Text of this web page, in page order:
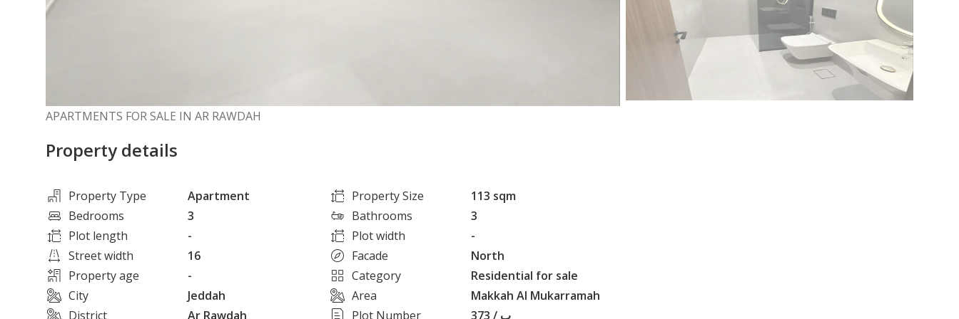
APARTMENTS FOR SALE IN AR RAWDAH
Property details
Property Type Apartment Property Size
113 sqm
Bedrooms
3 Bathrooms
3
Plot length
- Plot width
-
Street width
16 Facade
North
Property age
- Category
Residential for sale
City
Jeddah Area
Makkah Al Mukarramah
District
Ar Rawdah Plot Number
373 / ب